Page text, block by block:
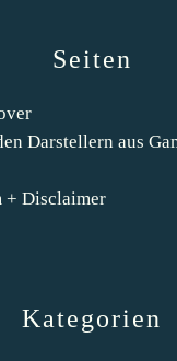
Kategorien
Seiten
Darstellern aus
+ Disclaimer